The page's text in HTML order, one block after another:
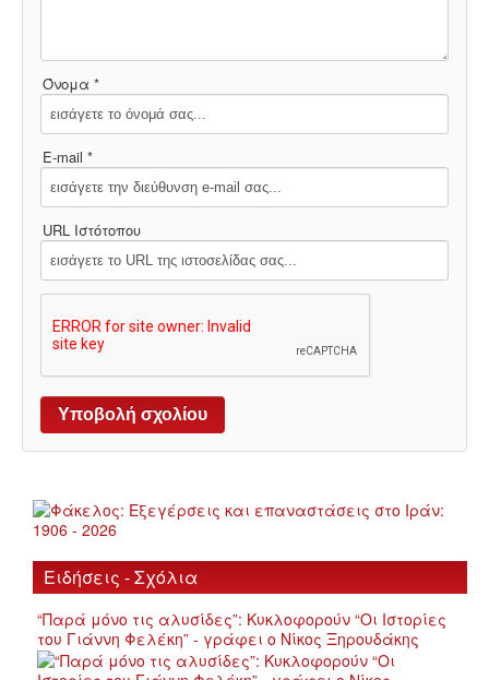
Όνομα *
E-mail *
URL Ιστότοπου
Ειδήσεις - Σχόλια
“Παρά μόνο τις αλυσίδες”: Κυκλοφορούν “Οι Ιστορίες
του Γιάννη Φελέκη” - γράφει ο Νίκος Ξηρουδάκης